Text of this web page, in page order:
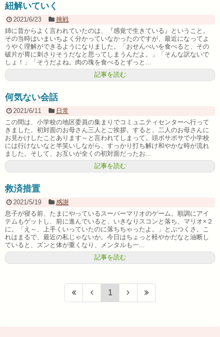
紐解いていく
2021/6/23
挑戦
姉に昔からよく言われていたのは、『感覚で生きている』ということ。
その当時はいまいちよく分かっていなかったのですが、最近になってよ
うやく理解ができるようになりました。「おせんべいを食べると、その
破片が胃に刺さりそうだなと思ってしまうんだよ。」「そんな訳ないで
しょ！」「そうだよね。肉の塊を食べるとずっと...
記事を読む
何気ない会話
2021/6/11
日常
この間は、小学校の地区委員の集まりでコミュニティセンターへ行って
きました。初対面のお母さん三人とご挨拶。すると、二人のお母さんに
お見かけしたことあります～と言われてしまって。頭ボサボサで小学校
には行けないなと半笑いしながら、すっかり打ち解け和やかな時が流れ
ました。そして、お互いが全くの初対面だったお...
記事を読む
救済措置
2021/5/19
感謝
息子が寝る前、たまにやっているスーパーマリオのゲーム。順調にアイ
テムもゲットし、前に進んでいると、いきなりスコンと落ち、マリオ×２
に。「え～、上手くいっていたのに落ちちゃったよ。」とぶつくさ。こ
れはまるで、最近の私じゃないか。今日はちょっと軽やかだなと油断し
ていると、ズンと体が重くなり、メンタルも一...
記事を読む
1